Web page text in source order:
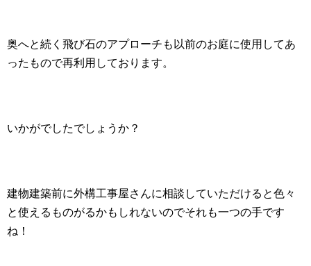
奥へと続く飛び石のアプローチも以前のお庭に使用してあ
ったもので再利用しております。
いかがでしたでしょうか？
建物建築前に外構工事屋さんに相談していただけると色々
と使えるものがるかもしれないのでそれも一つの手です
ね！